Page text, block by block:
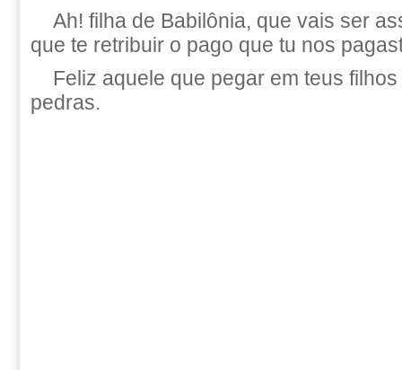
Ah! filha de Babilônia, que vais ser
que te retribuir o pago que tu nos
Feliz aquele que pegar em teus
pedras.